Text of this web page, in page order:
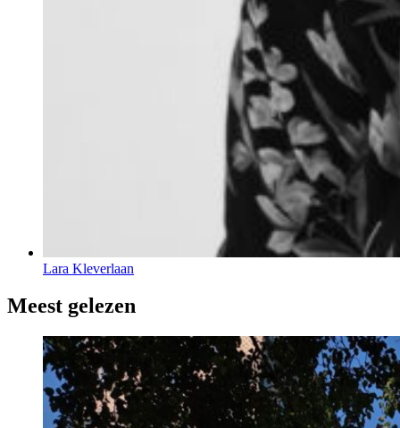
Lara Kleverlaan
Meest gelezen